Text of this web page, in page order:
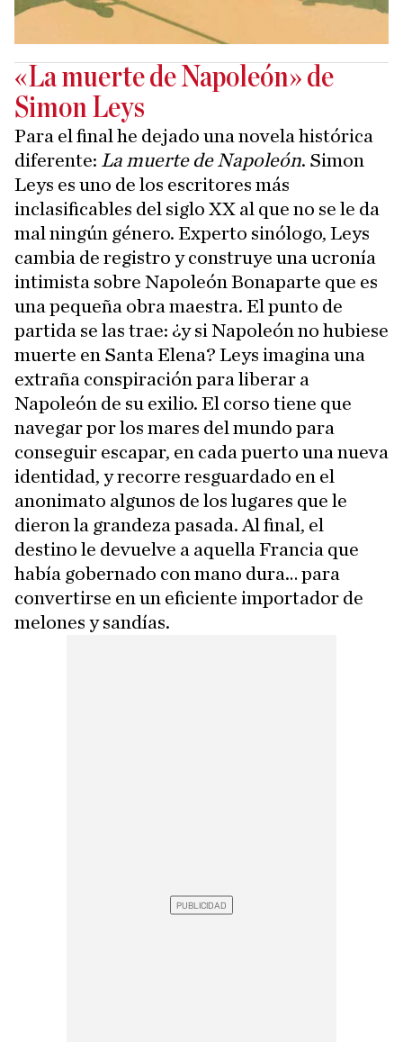
«La muerte de Napoleón» de
Simon Leys
Para el final he dejado una novela histórica
diferente: La muerte de Napoleón. Simon
Leys es uno de los escritores más
inclasificables del siglo XX al que no se le da
mal ningún género. Experto sinólogo, Leys
cambia de registro y construye una ucronía
intimista sobre Napoleón Bonaparte que es
una pequeña obra maestra. El punto de
partida se las trae: ¿y si Napoleón no hubiese
muerte en Santa Elena? Leys imagina una
extraña conspiración para liberar a
Napoleón de su exilio. El corso tiene que
navegar por los mares del mundo para
conseguir escapar, en cada puerto una nueva
identidad, y recorre resguardado en el
anonimato algunos de los lugares que le
dieron la grandeza pasada. Al final, el
destino le devuelve a aquella Francia que
había gobernado con mano dura… para
convertirse en un eficiente importador de
melones y sandías.